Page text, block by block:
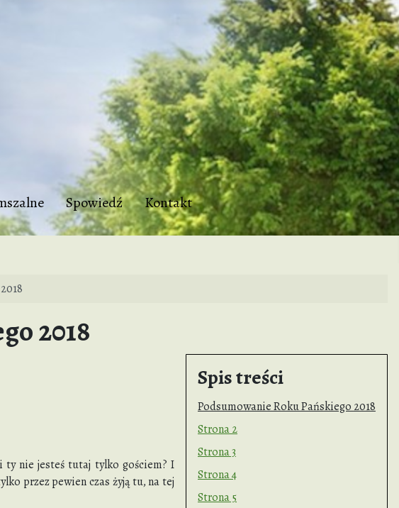
Spowiedź Kontakt
2018
Spis treści
Podsumowanie Roku Pańskiego 2018
Strona 2
Strona 3
Strona 4
Strona 5
ty nie jesteś tutaj tylko gościem? I
przez pewien czas żyją tu, na tej